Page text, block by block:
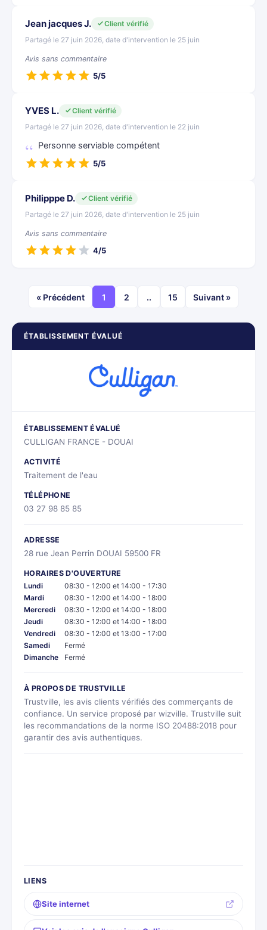
ÉTABLISSEMENT ÉVALUÉ
ÉTABLISSEMENT ÉVALUÉ
CULLIGAN FRANCE - DOUAI
ACTIVITÉ
Traitement de l'eau
TÉLÉPHONE
03 27 98 85 85
ADRESSE
28 rue Jean Perrin DOUAI 59500 FR
HORAIRES D'OUVERTURE
Lundi
08:30 - 12:00 et 14:00 - 17:30
Mardi
08:30 - 12:00 et 14:00 - 18:00
Mercredi
08:30 - 12:00 et 14:00 - 18:00
Jeudi
08:30 - 12:00 et 14:00 - 18:00
Vendredi
08:30 - 12:00 et 13:00 - 17:00
Samedi
Fermé
Dimanche
Fermé
À PROPOS DE TRUSTVILLE
Trustville, les avis clients vérifiés des commerçants de
confiance. Un service proposé par wizville. Trustville suit
les recommandations de la norme ISO 20488:2018 pour
garantir des avis authentiques.
LIENS
Site internet
Jean jacques J.
Client vérifié
Partagé le 27 juin 2026, date d'intervention le 25 juin
Avis sans commentaire
5/5
YVES L.
Client vérifié
Partagé le 27 juin 2026, date d'intervention le 22 juin
Personne serviable compétent
5/5
Philipppe D.
Client vérifié
Partagé le 27 juin 2026, date d'intervention le 25 juin
Avis sans commentaire
4/5
« Précédent 1 2 .. 15 Suivant »